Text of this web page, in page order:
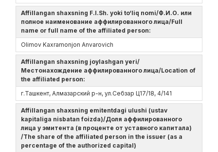
Affillangan shaxsning F.I.Sh. yoki to‘liq nomi/Ф.И.О. или
полное наименование аффилированного лица/Full
name or full name of the affiliated person:
Olimov Kaxramonjon Anvarovich
Affillangan shaxsning joylashgan yeri/
Местонахождение аффилированного лица/Location of
the affiliated person:
г.Ташкент, Алмазарский р-н, ул.Себзар Ц17/18, 4/141
Affillangan shaxsning emitentdagi ulushi (ustav
kapitaliga nisbatan foizda)/Доля аффилированного
лица у эмитента (в проценте от уставного капитала)
/The share of the affiliated person in the issuer (as a
percentage of the authorized capital)